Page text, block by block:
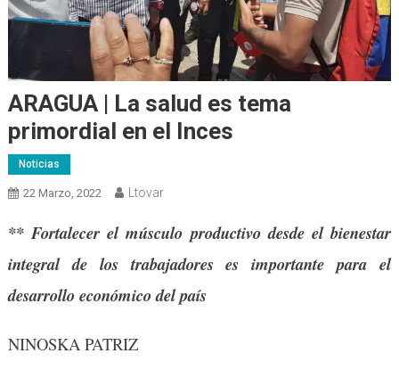
ARAGUA | La salud es tema
primordial en el Inces
Noticias
22 Marzo, 2022 Ltovar
** Fortalecer el músculo productivo desde el bienestar
integral de los trabajadores es importante para el
desarrollo económico del país
NINOSKA PATRIZ